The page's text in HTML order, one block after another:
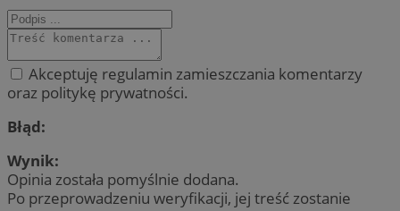
Akceptuję regulamin zamieszczania komentarzy
oraz politykę prywatności.
Błąd:
Wynik:
Opinia została pomyślnie dodana.
Po przeprowadzeniu weryfikacji, jej treść zostanie